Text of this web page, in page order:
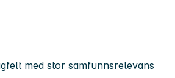
med stor samfunnsrelevans